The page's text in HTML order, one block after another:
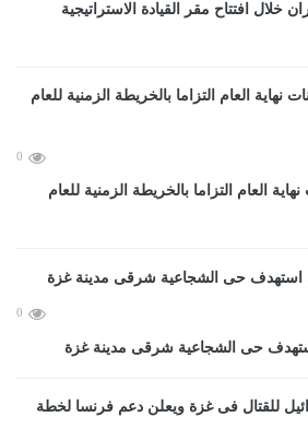
افتتاح مقر القيادة الاستراتيجية
0
العام التزاما بالخريطة الزمنية للعام
0
حى الشجاعية شرقى مدينة غزة